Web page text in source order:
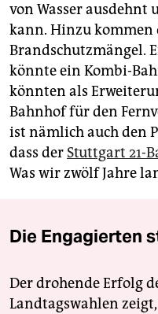
von Wasser ausdehnt
kann. Hinzu kommen
Brandschutzmängel.
könnte ein Kombi-
könnten als
Bahnhof für den
ist nämlich auch den
dass der Stuttgart 21-
Was wir zwölf Jahre
Die Engagierten
Der drohende Erfolg
Landtagswahlen